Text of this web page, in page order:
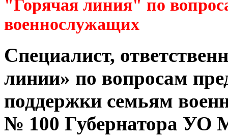
"Горячая линия" по
военнослужащих
Специалист,
линии» по вопросам
поддержки семьям
№ 100 Губернатора УО